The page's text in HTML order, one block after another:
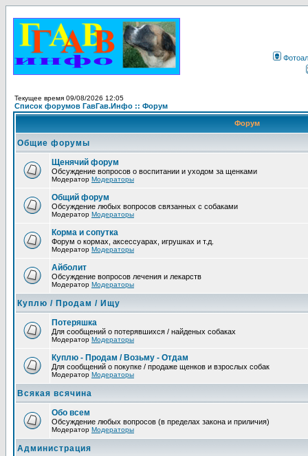
Текущее время 09/08/2026 12:05
Список форумов ГавГав.Инфо :: Форум
Форум
Общие форумы
Щенячий форум
Обсуждение вопросов о воспитании и уходом за щенками
Модератор Модераторы
Общий форум
Обсуждение любых вопросов связанных с собаками
Модератор Модераторы
Корма и сопутка
Форум о кормах, аксессуарах, игрушках и т.д.
Модератор Модераторы
Айболит
Обсуждение вопросов лечения и лекарств
Модератор Модераторы
Куплю / Продам / Ищу
Потеряшка
Для сообщений о потерявшихся / найденых собаках
Модератор Модераторы
Куплю - Продам / Возьму - Отдам
Для сообщений о покупке / продаже щенков и взрослых собак
Модератор Модераторы
Всякая всячина
Обо всем
Обсуждение любых вопросов (в пределах закона и приличия)
Модератор Модераторы
Администрация